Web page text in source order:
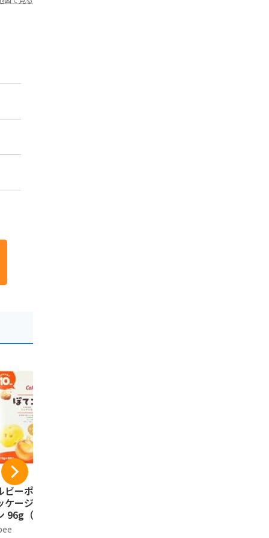
ビーポテト【新
ケージ】ぽてコ
96g（16g*6
箱